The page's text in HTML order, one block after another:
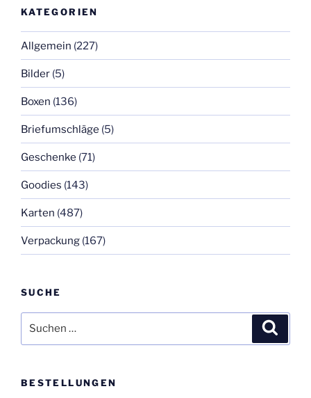
KATEGORIEN
Allgemein (227)
Bilder (5)
Boxen (136)
Briefumschläge (5)
Geschenke (71)
Goodies (143)
Karten (487)
Verpackung (167)
SUCHE
nach:
BESTELLUNGEN